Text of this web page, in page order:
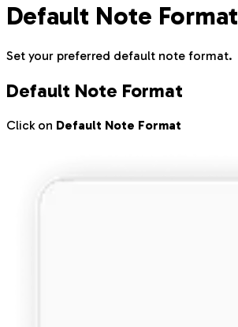
Default Note Format
Set your preferred default note format.
Default Note Format
Click on Default Note Format